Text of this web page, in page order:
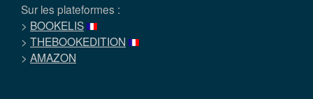
Sur les plateformes :
> BOOKELIS
> THEBOOKEDITION
> AMAZON